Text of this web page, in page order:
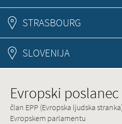
STRASBOURG
SLOVENIJA
Evropski poslanec
član EPP (Evropska ljudska
Evropskem parlamentu